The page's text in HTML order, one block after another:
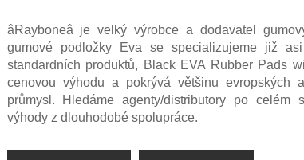
âRayboneâ je velký výrobce a dodavatel
gumové podložky Eva se specializujeme již
standardních produktů, Black EVA Rubber Pads
cenovou výhodu a pokrývá většinu evropských
průmysl. Hledáme agenty/distributory po celém
výhody z dlouhodobé spolupráce.